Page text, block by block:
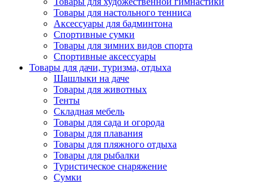
Товары для настольного тенниса
Аксессуары для бадминтона
Спортивные сумки
Товары для зимних видов спорта
Спортивные аксессуары
Товары для дачи, туризма, отдыха
Шашлыки на даче
Товары для животных
Тенты
Складная мебель
Товары для сада и огорода
Товары для плавания
Товары для пляжного отдыха
Товары для рыбалки
Туристическое снаряжение
Сумки